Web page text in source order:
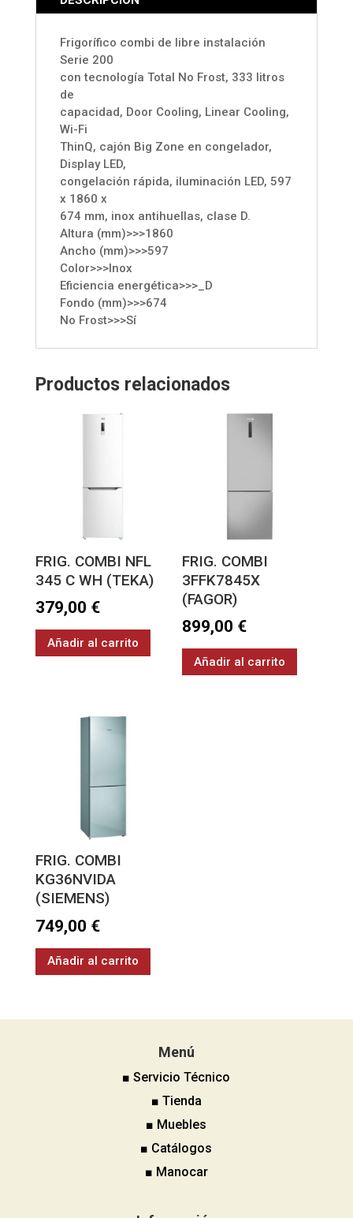
Frigorífico combi de libre instalación
Serie 200
con tecnología Total No Frost, 333 litros
de
capacidad, Door Cooling, Linear Cooling,
Wi-Fi
ThinQ, cajón Big Zone en congelador,
Display LED,
congelación rápida, iluminación LED, 597
x 1860 x
674 mm, inox antihuellas, clase D.
Altura (mm)>>>1860
Ancho (mm)>>>597
Color>>>Inox
Eficiencia energética>>>_D
Fondo (mm)>>>674
No Frost>>>Sí
Productos relacionados
FRIG. COMBI NFL
345 C WH (TEKA)
379,00 €
Añadir al carrito
FRIG. COMBI
3FFK7845X
(FAGOR)
899,00 €
Añadir al carrito
FRIG. COMBI
KG36NVIDA
(SIEMENS)
749,00 €
Añadir al carrito
Menú
■ Servicio Técnico
■ Tienda
■ Muebles
■ Catálogos
■ Manocar